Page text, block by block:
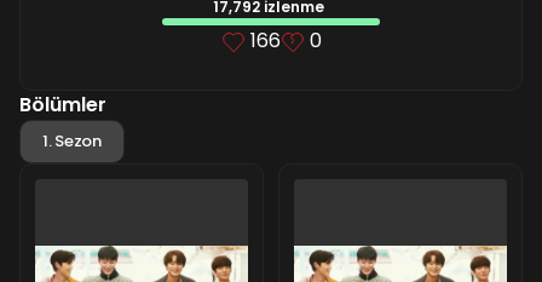
17,792 izlenme
166 0
Bölümler
1. Sezon